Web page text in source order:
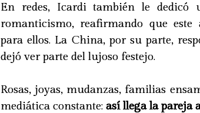
En redes, Icardi también le dedicó
romanticismo, reafirmando que
para ellos. La China, por su parte,
dejó ver parte del lujoso festejo.
Rosas, joyas, mudanzas, familias
mediática constante: así llega la pareja